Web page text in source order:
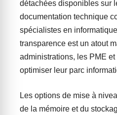
détachées disponibles sur
documentation technique
spécialistes en
transparence est un atout
administrations, les PME
optimiser leur parc
Les options de mise à
de la mémoire et du